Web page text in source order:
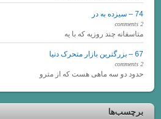
روزیه که با یه
هست که از مترو